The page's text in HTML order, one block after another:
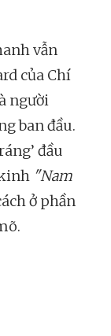
vẫn
của Chí
người
ban đầu.
đầu
"Nam
ở phần